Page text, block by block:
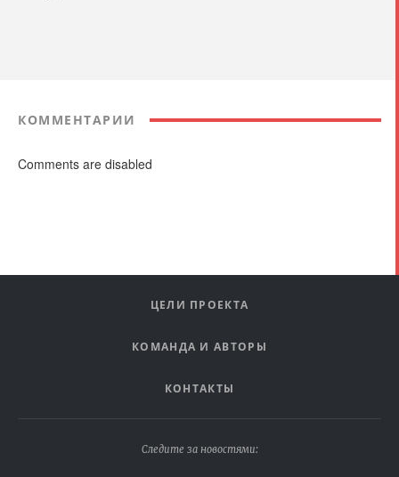
КОММЕНТАРИИ
Comments are disabled
ЦЕЛИ ПРОЕКТА
КОМАНДА И АВТОРЫ
КОНТАКТЫ
Следите за новостями: